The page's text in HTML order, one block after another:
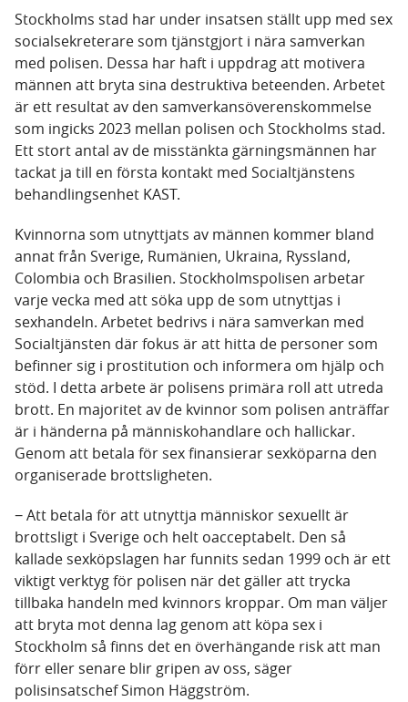
Stockholms stad har under insatsen ställt upp med sex
socialsekreterare som tjänstgjort i nära samverkan
med polisen. Dessa har haft i uppdrag att motivera
männen att bryta sina destruktiva beteenden. Arbetet
är ett resultat av den samverkansöverenskommelse
som ingicks 2023 mellan polisen och Stockholms stad.
Ett stort antal av de misstänkta gärningsmännen har
tackat ja till en första kontakt med Socialtjänstens
behandlingsenhet KAST.
Kvinnorna som utnyttjats av männen kommer bland
annat från Sverige, Rumänien, Ukraina, Ryssland,
Colombia och Brasilien. Stockholmspolisen arbetar
varje vecka med att söka upp de som utnyttjas i
sexhandeln. Arbetet bedrivs i nära samverkan med
Socialtjänsten där fokus är att hitta de personer som
befinner sig i prostitution och informera om hjälp och
stöd. I detta arbete är polisens primära roll att utreda
brott. En majoritet av de kvinnor som polisen anträffar
är i händerna på människohandlare och hallickar.
Genom att betala för sex finansierar sexköparna den
organiserade brottsligheten.
− Att betala för att utnyttja människor sexuellt är
brottsligt i Sverige och helt oacceptabelt. Den så
kallade sexköpslagen har funnits sedan 1999 och är ett
viktigt verktyg för polisen när det gäller att trycka
tillbaka handeln med kvinnors kroppar. Om man väljer
att bryta mot denna lag genom att köpa sex i
Stockholm så finns det en överhängande risk att man
förr eller senare blir gripen av oss, säger
polisinsatschef Simon Häggström.